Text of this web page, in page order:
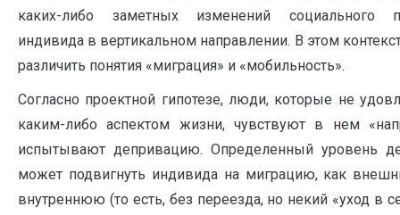
каких-либо заметных изменений социального
индивида в вертикальном направлении. В этом
различить понятия «миграция» и «мобильность».
Согласно проектной гипотезе, люди, которые не
каким-либо аспектом жизни, чувствуют в нем
испытывают депривацию. Определенный уровень
может подвигнуть индивида на миграцию, как
внутреннюю (то есть, без переезда, но некий «уход в